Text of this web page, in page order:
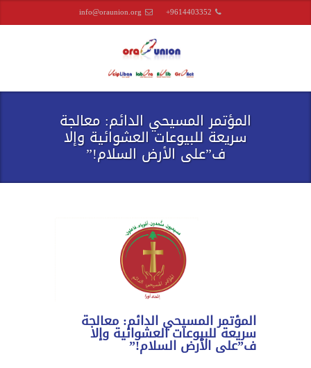
info@oraunion.org +9614403352
المؤتمر المسيحي الدائم: معالجة
سريعة للبيوعات العشوائية وإلا
ف”على الأرض السلام!”
المؤتمر المسيحي الدائم: معالجة
سريعة للبيوعات العشوائية وإلا
ف”على الأرض السلام!”